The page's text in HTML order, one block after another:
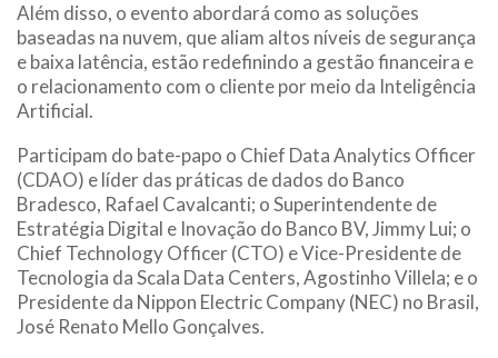
Além disso, o evento abordará como as soluções
baseadas na nuvem, que aliam altos níveis de segurança
e baixa latência, estão redefinindo a gestão financeira e
o relacionamento com o cliente por meio da Inteligência
Artificial.
Participam do bate-papo o Chief Data Analytics Officer
(CDAO) e líder das práticas de dados do Banco
Bradesco, Rafael Cavalcanti; o Superintendente de
Estratégia Digital e Inovação do Banco BV, Jimmy Lui; o
Chief Technology Officer (CTO) e Vice-Presidente de
Tecnologia da Scala Data Centers, Agostinho Villela; e o
Presidente da Nippon Electric Company (NEC) no Brasil,
José Renato Mello Gonçalves.